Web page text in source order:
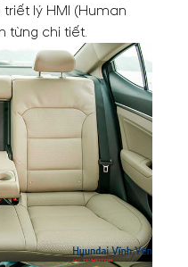
lý HMI (Human
từng chi tiết.